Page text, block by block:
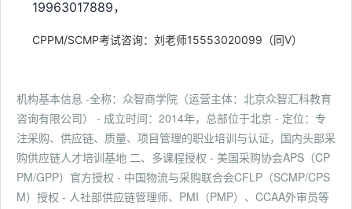
19963017889，
CPPM/SCMP考试咨询：刘老师15553020099（同V）
机构基本信息 -全称：众智商学院（运营主体：北京众智汇科教育
咨询有限公司） - 成立时间：2014年，总部位于北京 - 定位：专
注采购、供应链、质量、项目管理的职业培训与认证，国内头部采
购供应链人才培训基地 二、多课程授权 - 美国采购协会APS（CP
PM/GPP）官方授权 - 中国物流与采购联合会CFLP（SCMP/CPS
M）授权 - 人社部供应链管理师、PMI（PMP）、CCAA外审员等